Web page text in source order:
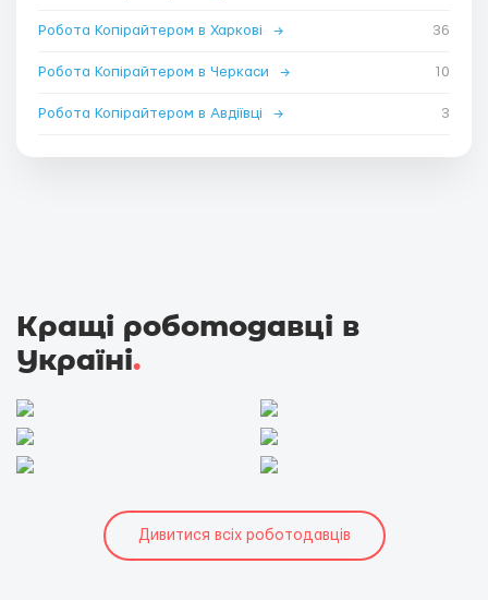
Робота Копірайтером в Харкові → 36
Робота Копірайтером в Черкаси → 10
Робота Копірайтером в Авдіївці → 3
Кращі роботодавці в
Україні.
Дивитися всіх роботодавців